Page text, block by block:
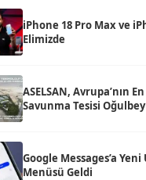
iPhone 18 Pro Max ve
Elimizde
ASELSAN, Avrupa’nın
Savunma Tesisi
Google Messages’a
Menüsü Geldi